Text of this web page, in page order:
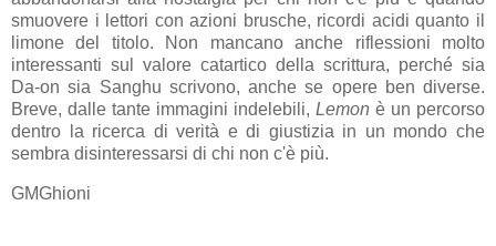
smuovere i lettori con azioni brusche, ricordi acidi quanto il
limone del titolo. Non mancano anche riflessioni molto
interessanti sul valore catartico della scrittura, perché sia
Da-on sia Sanghu scrivono, anche se opere ben diverse.
Breve, dalle tante immagini indelebili, Lemon è un percorso
dentro la ricerca di verità e di giustizia in un mondo che
sembra disinteressarsi di chi non c'è più.
GMGhioni